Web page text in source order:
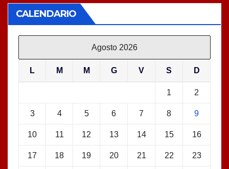
CALENDARIO
Agosto 2026
L M M G V S D
1 2
3 4 5 6 7 8 9
10 11 12 13 14 15 16
17 18 19 20 21 22 23